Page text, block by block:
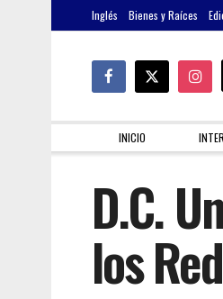
Inglés Bienes y Raíces
INICIO
D.C.
los